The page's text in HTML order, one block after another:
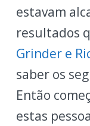
estavam
resultados
Grinder e
saber os
Então
estas